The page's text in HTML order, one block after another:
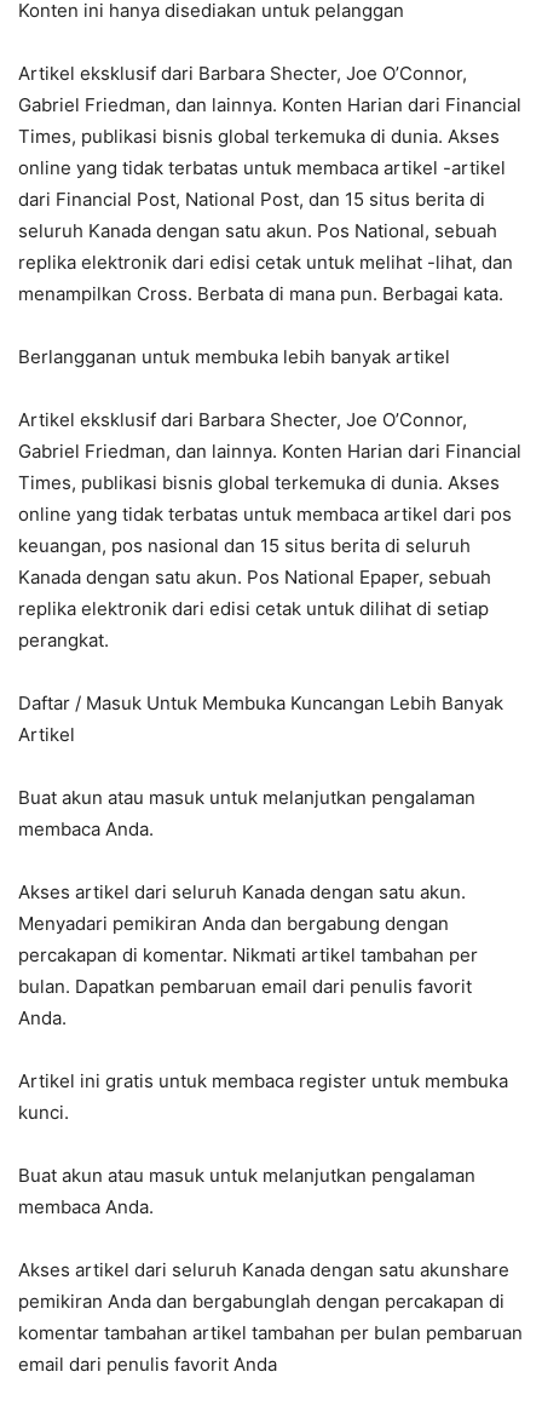
Konten ini hanya disediakan untuk pelanggan
Artikel eksklusif dari Barbara Shecter, Joe O’Connor,
Gabriel Friedman, dan lainnya. Konten Harian dari Financial
Times, publikasi bisnis global terkemuka di dunia. Akses
online yang tidak terbatas untuk membaca artikel -artikel
dari Financial Post, National Post, dan 15 situs berita di
seluruh Kanada dengan satu akun. Pos National, sebuah
replika elektronik dari edisi cetak untuk melihat -lihat, dan
menampilkan Cross. Berbata di mana pun. Berbagai kata.
Berlangganan untuk membuka lebih banyak artikel
Artikel eksklusif dari Barbara Shecter, Joe O’Connor,
Gabriel Friedman, dan lainnya. Konten Harian dari Financial
Times, publikasi bisnis global terkemuka di dunia. Akses
online yang tidak terbatas untuk membaca artikel dari pos
keuangan, pos nasional dan 15 situs berita di seluruh
Kanada dengan satu akun. Pos National Epaper, sebuah
replika elektronik dari edisi cetak untuk dilihat di setiap
perangkat.
Daftar / Masuk Untuk Membuka Kuncangan Lebih Banyak
Artikel
Buat akun atau masuk untuk melanjutkan pengalaman
membaca Anda.
Akses artikel dari seluruh Kanada dengan satu akun.
Menyadari pemikiran Anda dan bergabung dengan
percakapan di komentar. Nikmati artikel tambahan per
bulan. Dapatkan pembaruan email dari penulis favorit
Anda.
Artikel ini gratis untuk membaca register untuk membuka
kunci.
Buat akun atau masuk untuk melanjutkan pengalaman
membaca Anda.
Akses artikel dari seluruh Kanada dengan satu akunshare
pemikiran Anda dan bergabunglah dengan percakapan di
komentar tambahan artikel tambahan per bulan pembaruan
email dari penulis favorit Anda